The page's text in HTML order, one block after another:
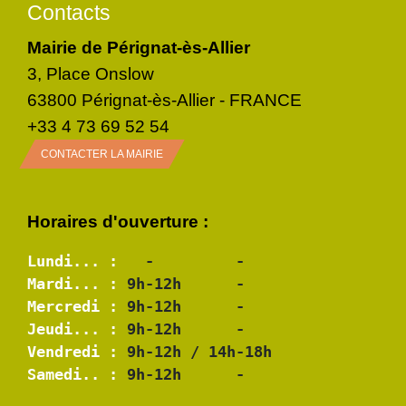
Contacts
Mairie de Pérignat-ès-Allier
3, Place Onslow
63800 Pérignat-ès-Allier - FRANCE
+33 4 73 69 52 54
CONTACTER LA MAIRIE
Horaires d'ouverture :
Lundi... :
Mardi... :
Mercredi :
Jeudi... :
Vendredi :
Samedi.. :
9h-12h      -